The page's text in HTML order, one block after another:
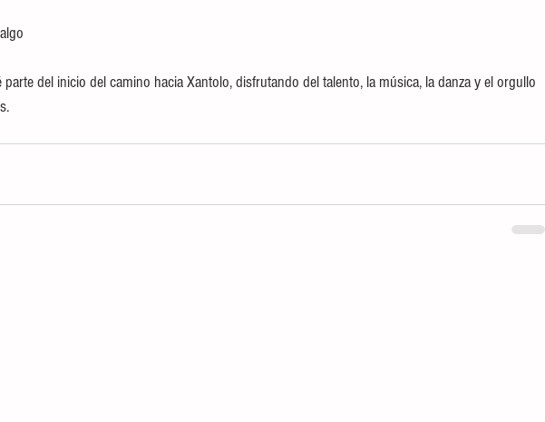
del inicio del camino hacia Xantolo, disfrutando del talento, la música, la danza y el orgullo